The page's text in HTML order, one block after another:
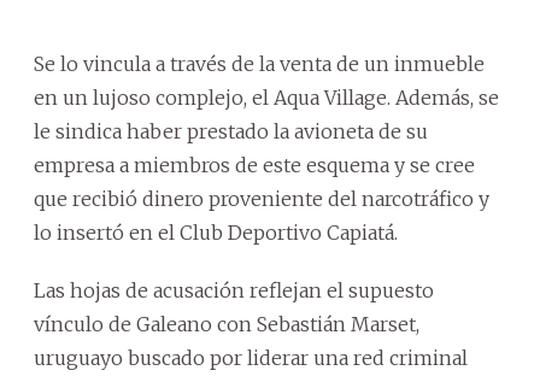
Se lo vincula a través de la venta de un inmueble
en un lujoso complejo, el Aqua Village. Además, se
le sindica haber prestado la avioneta de su
empresa a miembros de este esquema y se cree
que recibió dinero proveniente del narcotráfico y
lo insertó en el Club Deportivo Capiatá.
Las hojas de acusación reflejan el supuesto
vínculo de Galeano con Sebastián Marset,
uruguayo buscado por liderar una red criminal